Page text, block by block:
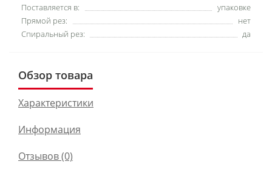
Поставляется в:
упаковке
Прямой рез:
нет
Спиральный рез:
да
Обзор товара
Характеристики
Информация
Отзывов (0)